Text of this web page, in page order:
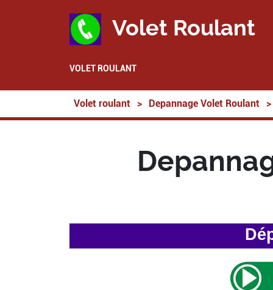
Volet Roulant
VOLET ROULANT
Volet roulant > Depannage Volet Roulant >